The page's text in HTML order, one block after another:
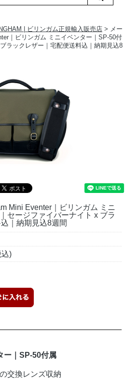
| ビリンガム正規輸入販売店 > メー
｜ビリンガム ミニイベンター｜SP-50付
ラックレザー｜宅配便送料込｜納期見込8
Mini Eventer｜ビリンガム ミニ
セージファイバーナイト x ブラ
｜納期見込8週間
込)
ー｜SP-50付属
交換レンズ収納